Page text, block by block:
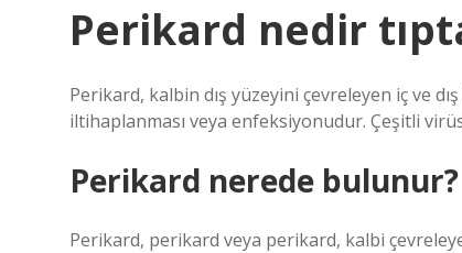
Perikard nedir
Perikard, kalbin dış yüzeyini çevreleyen iç ve
iltihaplanması veya enfeksiyonudur. Çeşitli
Perikard nerede bulunur?
Perikard, perikard veya perikard, kalbi